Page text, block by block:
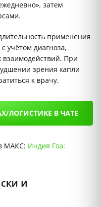
затем
применения
учётом диагноза,
взаимодействий. При
зрения капли
к врачу.
ЛОГИСТИКЕ В ЧАТЕ
МАКС: Индия Гоа:
и